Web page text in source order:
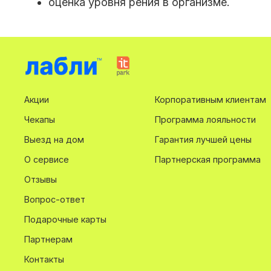
Акции
Чекапы
Выезд на дом
О сервисе
Отзывы
Вопрос-ответ
Подарочные карты
Партнерам
Контакты
Корпоративным клиентам
Программа лояльности
Гарантия лучшей цены
Партнерская программа